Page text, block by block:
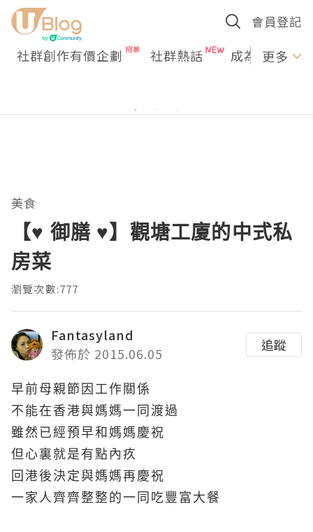
會員登記
社群創作有價企劃 社群熱話 成為U更多
美食
【♥ 御膳 ♥】觀塘工廈的中式私
房菜
瀏覽次數:777
Fantasyland
發佈於 2015.06.05
追蹤
早前母親節因工作關係
不能在香港與媽媽一同渡過
雖然已經預早和媽媽慶祝
但心裏就是有點內疚
回港後決定與媽媽再慶祝
一家人齊齊整整的一同吃豐富大餐